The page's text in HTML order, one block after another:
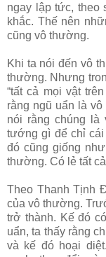
ngay lập tức, theo
khắc. Thế nên
cũng vô thường.
Khi ta nói đến vô
thường. Nhưng
“tất cả mọi vật
rằng ngũ uẩn là
nói rằng chúng là
tướng gì để chỉ
đó cũng giống
thường. Có lẻ tất
Theo Thanh Tịnh
của vô thường.
trở thành. Kế đó
uẩn, ta thấy rằng
và kế đó hoại